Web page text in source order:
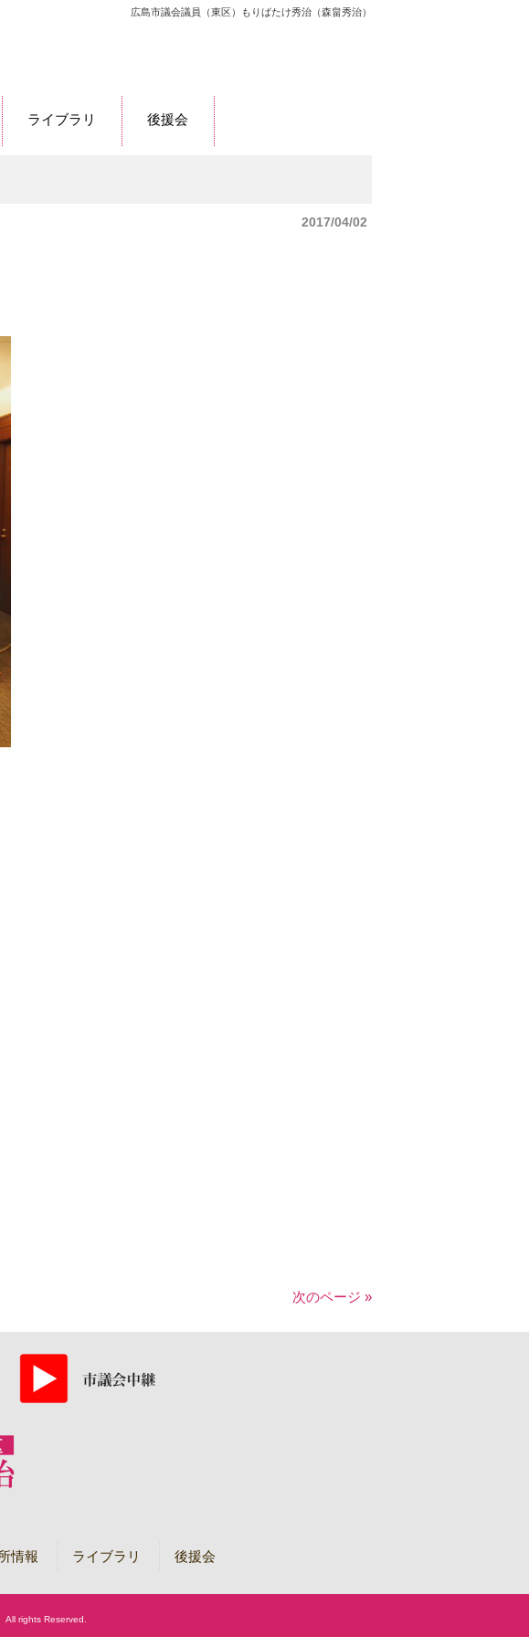
広島市議会議員（東区）もりばたけ秀治（森畠秀治）
ライブラリ 後援会
2017/04/02
次のページ »
情報 ライブラリ 後援会
All rights Reserved.